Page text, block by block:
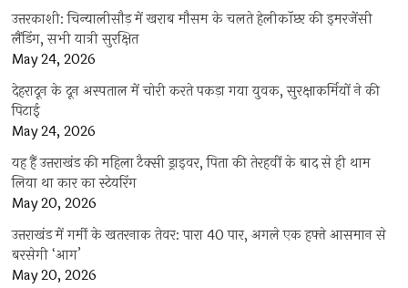
उत्तरकाशी: चिन्यालीसौड़ में खराब मौसम के चलते हेलीकॉप्टर की इमरजेंसी
लैंडिंग, सभी यात्री सुरक्षित
May 24, 2026
देहरादून के दून अस्पताल में चोरी करते पकड़ा गया युवक, सुरक्षाकर्मियों ने की
पिटाई
May 24, 2026
यह हैं उत्तराखंड की महिला टैक्सी ड्राइवर, पिता की तेरहवीं के बाद से ही थाम
लिया था कार का स्टेयरिंग
May 20, 2026
उत्तराखंड में गर्मी के खतरनाक तेवर: पारा 40 पार, अगले एक हफ्ते आसमान से
बरसेगी ‘आग’
May 20, 2026